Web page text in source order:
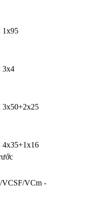
1x95
3x4
VCSF/VCm -